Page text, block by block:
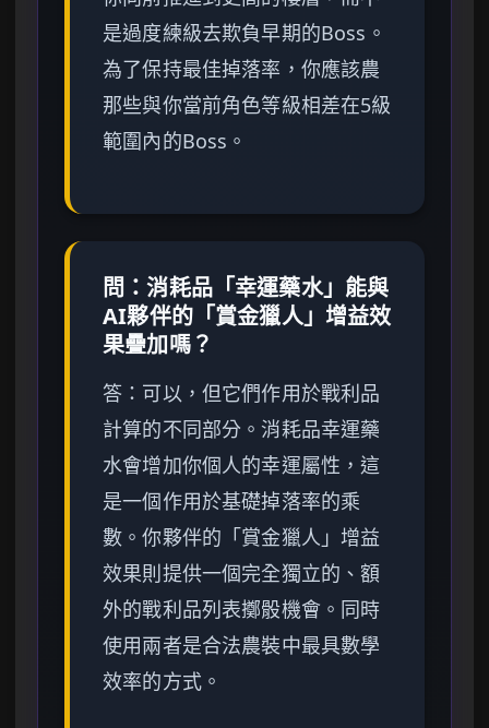
是過度練級去欺負早期的Boss。
為了保持最佳掉落率，你應該農
那些與你當前角色等級相差在5級
範圍內的Boss。
問：消耗品「幸運藥水」能與
AI夥伴的「賞金獵人」增益效
果疊加嗎？
答：可以，但它們作用於戰利品
計算的不同部分。消耗品幸運藥
水會增加你個人的幸運屬性，這
是一個作用於基礎掉落率的乘
數。你夥伴的「賞金獵人」增益
效果則提供一個完全獨立的、額
外的戰利品列表擲骰機會。同時
使用兩者是合法農裝中最具數學
效率的方式。